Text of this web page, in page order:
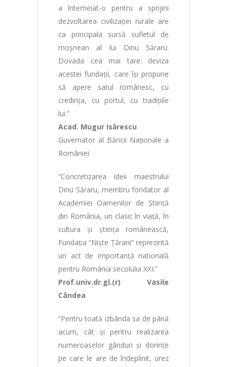
a întemeiat-o pentru a sprijini
dezvoltarea civilizaţiei rurale are
ca principala sursă sufletul de
moşnean al lui Dinu Săraru.
Dovada cea mai tare: deviza
acestei fundaţii, care îşi propune
să apere satul românesc, cu
credinţa, cu portul, cu tradiţiile
lui.”
Acad. Mugur Isărescu
Guvernator al Băncii Naţionale a
României
“Concretizarea ideii maestrului
Dinu Săraru, membru fondator al
Academiei Oamenilor de Ştiinţă
din România, un clasic în viaţă, în
cultura şi ştiinţa românească,
Fundaţia “Nişte Ţărani” reprezintă
un act de importanţă natională
pentru România secolului XXI.”
Prof.univ.dr.gl.(r) Vasile
Cândea
“Pentru toată izbânda sa de până
acum, cât şi pentru realizarea
numeroaselor gânduri şi dorinţe
pe care le are de îndeplinit, urez